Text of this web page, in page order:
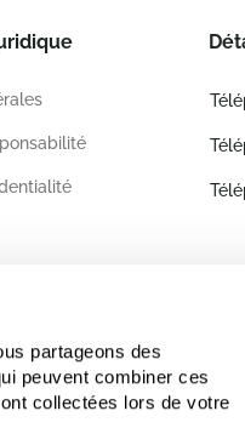
partageons des
peuvent combiner ces
collectées lors de votre